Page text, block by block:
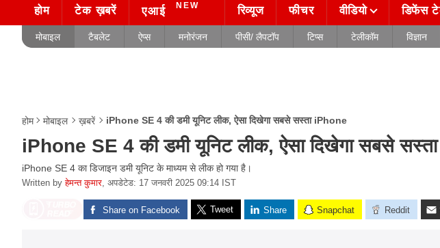
होम टेक ख़बरें एआई NEW रिव्यूज फीचर वीडियो डिफेंस
मोबाइल टैबलेट ऐप्स मनोरंजन पीसी/ लैपटॉप टिप्स टेलीकॉम विज्ञान
होम मोबाइल ख़बरें iPhone SE 4 की डमी यूनिट लीक, ऐसा दिखेगा सबसे सस्ता iPhone
iPhone SE 4 की डमी यूनिट लीक, ऐसा दिखेगा सबसे
iPhone SE 4 का डिजाइन डमी यूनिट के माध्यम से लीक हो गया है।
Written byहेमन्त कुमार, अपडेटेड: 17 जनवरी 2025 09:14 IST
Share on Facebook Tweet Share Snapchat Reddit